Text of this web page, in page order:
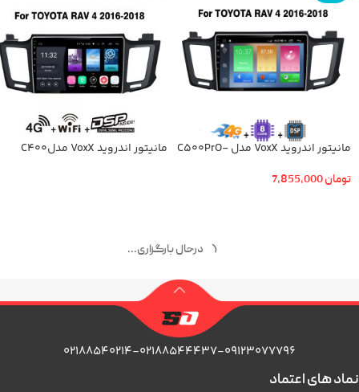
مانیتور اندروید VoxX مدل -C500PrO
تومان
مانیتور اندروید VoxX مدلC400
درحال بارگزاری...
۰۲۱۸۸۵۴۰۲۱۴-۰۲۱۸۸۵۴۴۴۳۷-۰۹۱۲۳۰۷۷۷۹۶
نماد های اعتماد